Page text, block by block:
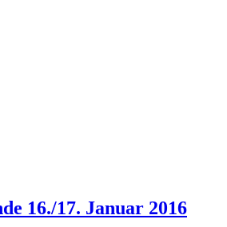
16./17. Januar 2016